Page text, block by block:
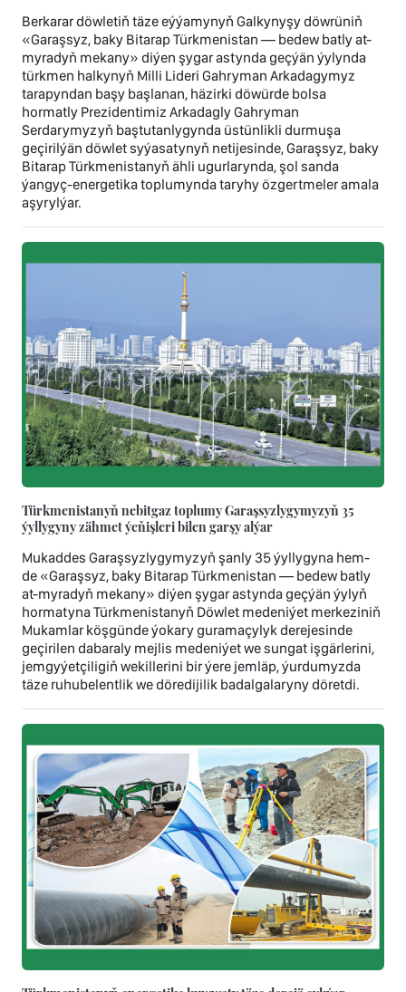
Berkarar döwletiň täze eýýamynyň Galkynyşy döwrüniň
«Garaşsyz, baky Bitarap Türkmenistan — bedew batly at-
myradyň mekany» diýen şygar astynda geçýän ýylynda
türkmen halkynyň Milli Lideri Gahryman Arkadagymyz
tarapyndan başy başlanan, häzirki döwürde bolsa
hormatly Prezidentimiz Arkadagly Gahryman
Serdarymyzyň baştutanlygynda üstünlikli durmuşa
geçirilýän döwlet syýasatynyň netijesinde, Garaşsyz, baky
Bitarap Türkmenistanyň ähli ugurlarynda, şol sanda
ýangyç-energetika toplumynda taryhy özgertmeler amala
aşyrylýar.
Türkmenistanyň nebitgaz toplumy Garaşsyzlygymyzyň 35
ýyllygyny zähmet ýeňişleri bilen garşy alýar
Mukaddes Garaşsyzlygymyzyň şanly 35 ýyllygyna hem-
de «Garaşsyz, baky Bitarap Türkmenistan — bedew batly
at-myradyň mekany» diýen şygar astynda geçýän ýylyň
hormatyna Türkmenistanyň Döwlet medeniýet merkeziniň
Mukamlar köşgünde ýokary guramaçylyk derejesinde
geçirilen dabaraly mejlis medeniýet we sungat işgärlerini,
jemgyýetçiligiň wekillerini bir ýere jemläp, ýurdumyzda
täze ruhubelentlik we döredijilik badalgalaryny döretdi.